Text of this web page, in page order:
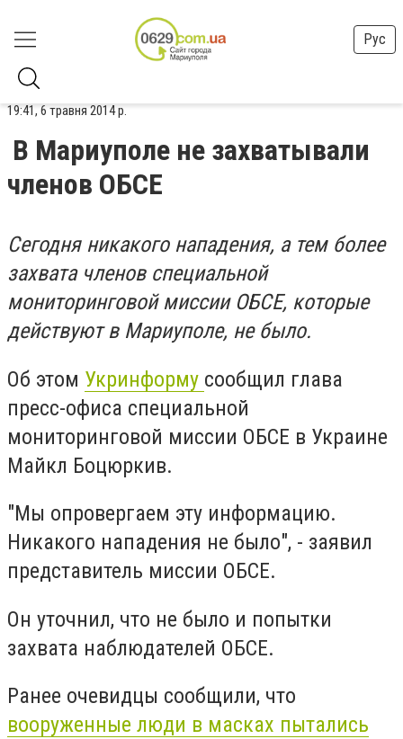
Рус
19:41, 6 травня 2014 р.
В Мариуполе не захватывали
членов ОБСЕ
Сегодня никакого нападения, а тем более
захвата членов специальной
мониторинговой миссии ОБСЕ, которые
действуют в Мариуполе, не было.
Об этом Укринформу сообщил глава
пресс-офиса специальной
мониторинговой миссии ОБСЕ в Украине
Майкл Боцюркив.
"Мы опровергаем эту информацию.
Никакого нападения не было", - заявил
представитель миссии ОБСЕ.
Он уточнил, что не было и попытки
захвата наблюдателей ОБСЕ.
Ранее очевидцы сообщили, что
вооруженные люди в масках пытались